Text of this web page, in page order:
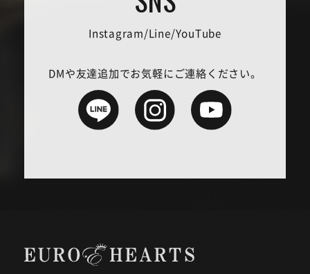
Instagram/Line/YouTube
DMや友達追加でお気軽にご連絡ください。